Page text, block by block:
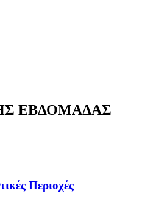
ΕΒΔΟΜΑΔΑΣ
Περιοχές